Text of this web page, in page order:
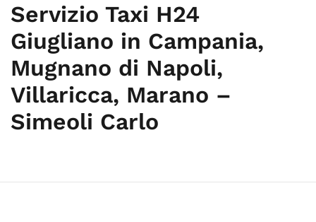
Servizio Taxi H24
Giugliano in Campania,
Mugnano di Napoli,
Villaricca, Marano –
Simeoli Carlo